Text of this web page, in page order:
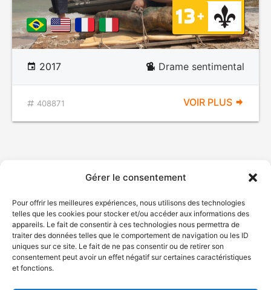
Gérer le consentement
Pour offrir les meilleures expériences, nous utilisons des technologies
telles que les cookies pour stocker et/ou accéder aux informations des
appareils. Le fait de consentir à ces technologies nous permettra de
traiter des données telles que le comportement de navigation ou les ID
uniques sur ce site. Le fait de ne pas consentir ou de retirer son
consentement peut avoir un effet négatif sur certaines caractéristiques
et fonctions.
2017 Drame sentimental
408871 VOIR PLUS